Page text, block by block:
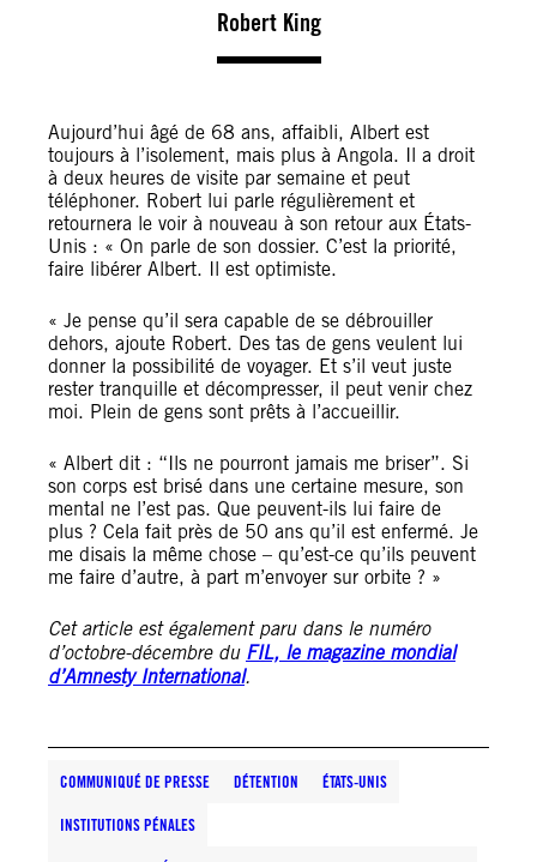
Robert King
Aujourd’hui âgé de 68 ans, affaibli, Albert est
toujours à l’isolement, mais plus à Angola. Il a droit
à deux heures de visite par semaine et peut
téléphoner. Robert lui parle régulièrement et
retournera le voir à nouveau à son retour aux États-
Unis : « On parle de son dossier. C’est la priorité,
faire libérer Albert. Il est optimiste.
« Je pense qu’il sera capable de se débrouiller
dehors, ajoute Robert. Des tas de gens veulent lui
donner la possibilité de voyager. Et s’il veut juste
rester tranquille et décompresser, il peut venir chez
moi. Plein de gens sont prêts à l’accueillir.
« Albert dit : “Ils ne pourront jamais me briser”. Si
son corps est brisé dans une certaine mesure, son
mental ne l’est pas. Que peuvent-ils lui faire de
plus ? Cela fait près de 50 ans qu’il est enfermé. Je
me disais la même chose – qu’est-ce qu’ils peuvent
me faire d’autre, à part m’envoyer sur orbite ? »
Cet article est également paru dans le numéro
d’octobre-décembre du FIL, le magazine mondial
d’Amnesty International.
COMMUNIQUÉ DE PRESSE DÉTENTION ÉTATS-UNIS
INSTITUTIONS PÉNALES